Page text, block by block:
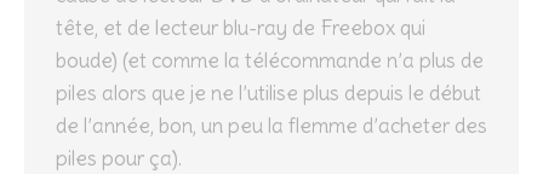
tête, et de lecteur blu-ray de Freebox qui
boude) (et comme la télécommande n’a plus de
piles alors que je ne l’utilise plus depuis le début
de l’année, bon, un peu la flemme d’acheter des
piles pour ça).